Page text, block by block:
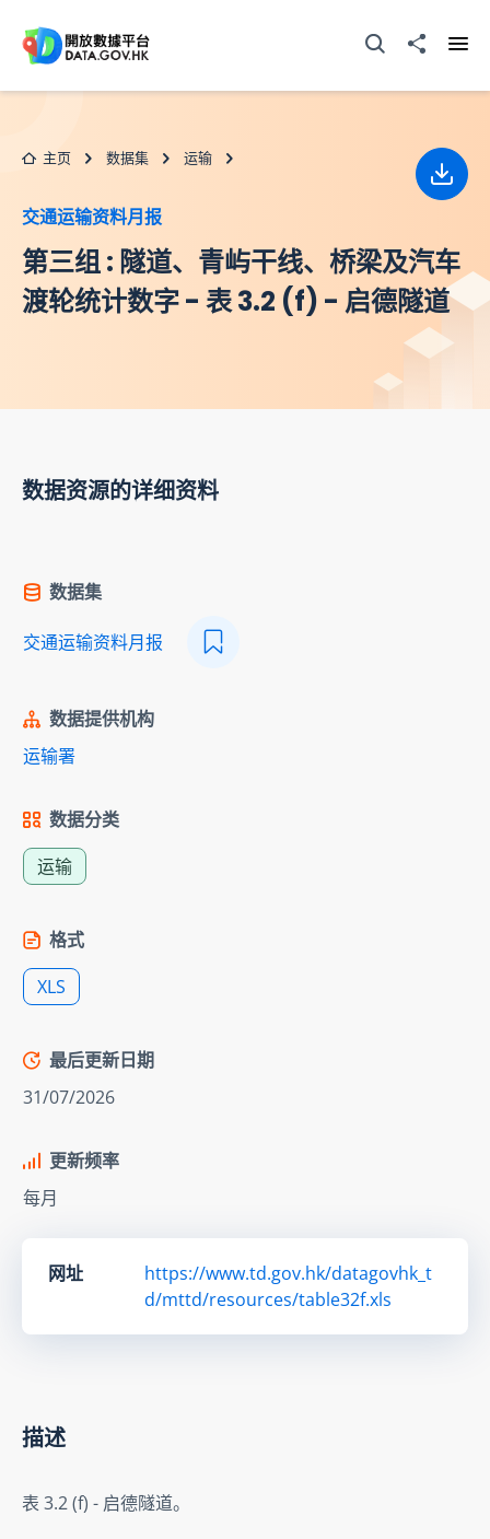
打开搜寻器分享至
主页 数据集 运输
交通运输资料月报
第三组 : 隧道、青屿干线、桥梁及汽车
渡轮统计数字 - 表 3.2 (f) - 启德隧道
下载
数据资源的详细资料
数据集
交通运输资料月报
数据提供机构
运输署
数据分类
运输
格式
XLS
最后更新日期
31/07/2026
更新频率
每月
网址
https://www.td.gov.hk/datagovhk_t
d/mttd/resources/table32f.xls
描述
表 3.2 (f) - 启德隧道。